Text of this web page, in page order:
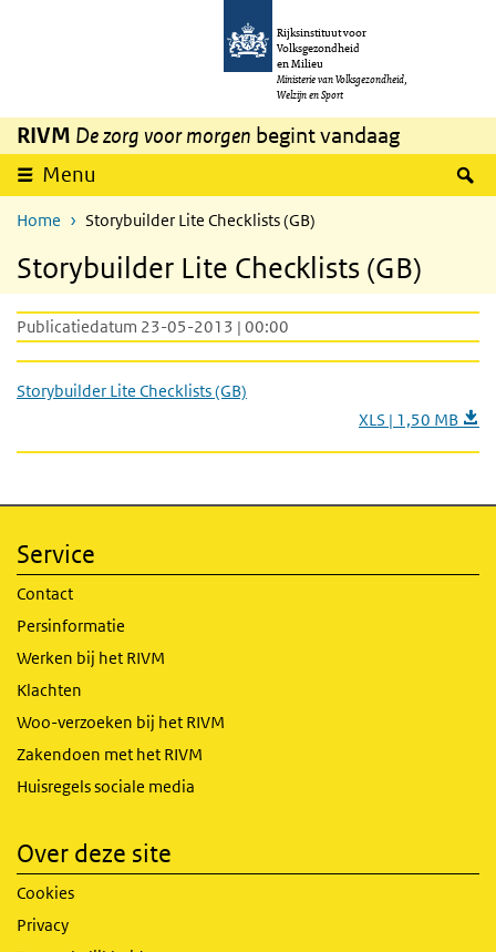
Overslaan en naar de inhoud gaan
Rijksinstituut voor
Volksgezondheid
en Milieu
Ministerie van Volksgezondheid,
Welzijn en Sport
RIVM De zorg voor morgen begint vandaag
Menu
Home Storybuilder Lite Checklists (GB)
Storybuilder Lite Checklists (GB)
Publicatiedatum 23-05-2013 | 00:00
Storybuilder Lite Checklists (GB)
XLS | 1,50 MB
Service
Contact
Persinformatie
Werken bij het RIVM
Klachten
Woo-verzoeken bij het RIVM
Zakendoen met het RIVM
Huisregels sociale media
Over deze site
Cookies
Privacy